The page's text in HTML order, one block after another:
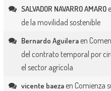
SALVADOR NAVARRO AMARO
de la movilidad sostenible
Bernardo Aguileraen
del contrato temporal por
el sector agrícola
vicente baezaen Comienza